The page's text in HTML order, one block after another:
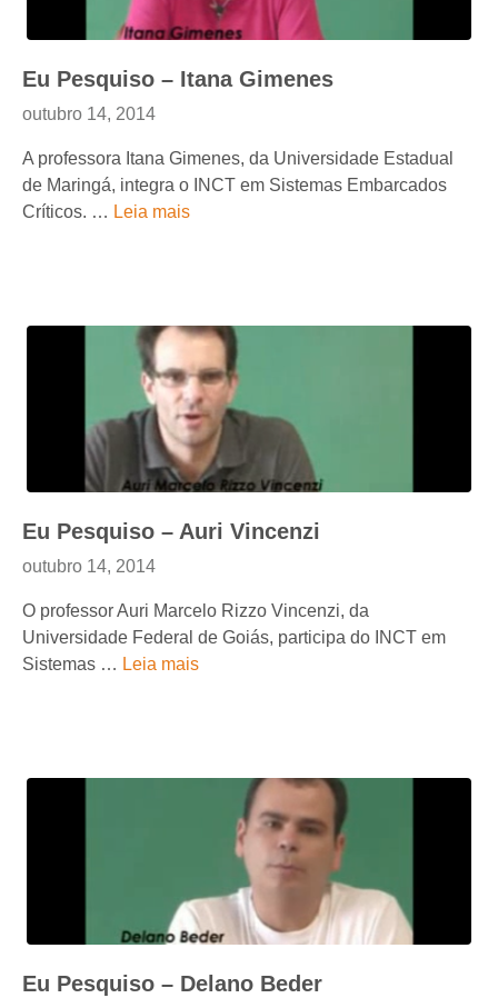
Eu Pesquiso – Itana Gimenes
outubro 14, 2014
A professora Itana Gimenes, da Universidade Estadual
de Maringá, integra o INCT em Sistemas Embarcados
Críticos. … Leia mais
Eu Pesquiso – Auri Vincenzi
outubro 14, 2014
O professor Auri Marcelo Rizzo Vincenzi, da
Universidade Federal de Goiás, participa do INCT em
Sistemas … Leia mais
Eu Pesquiso – Delano Beder